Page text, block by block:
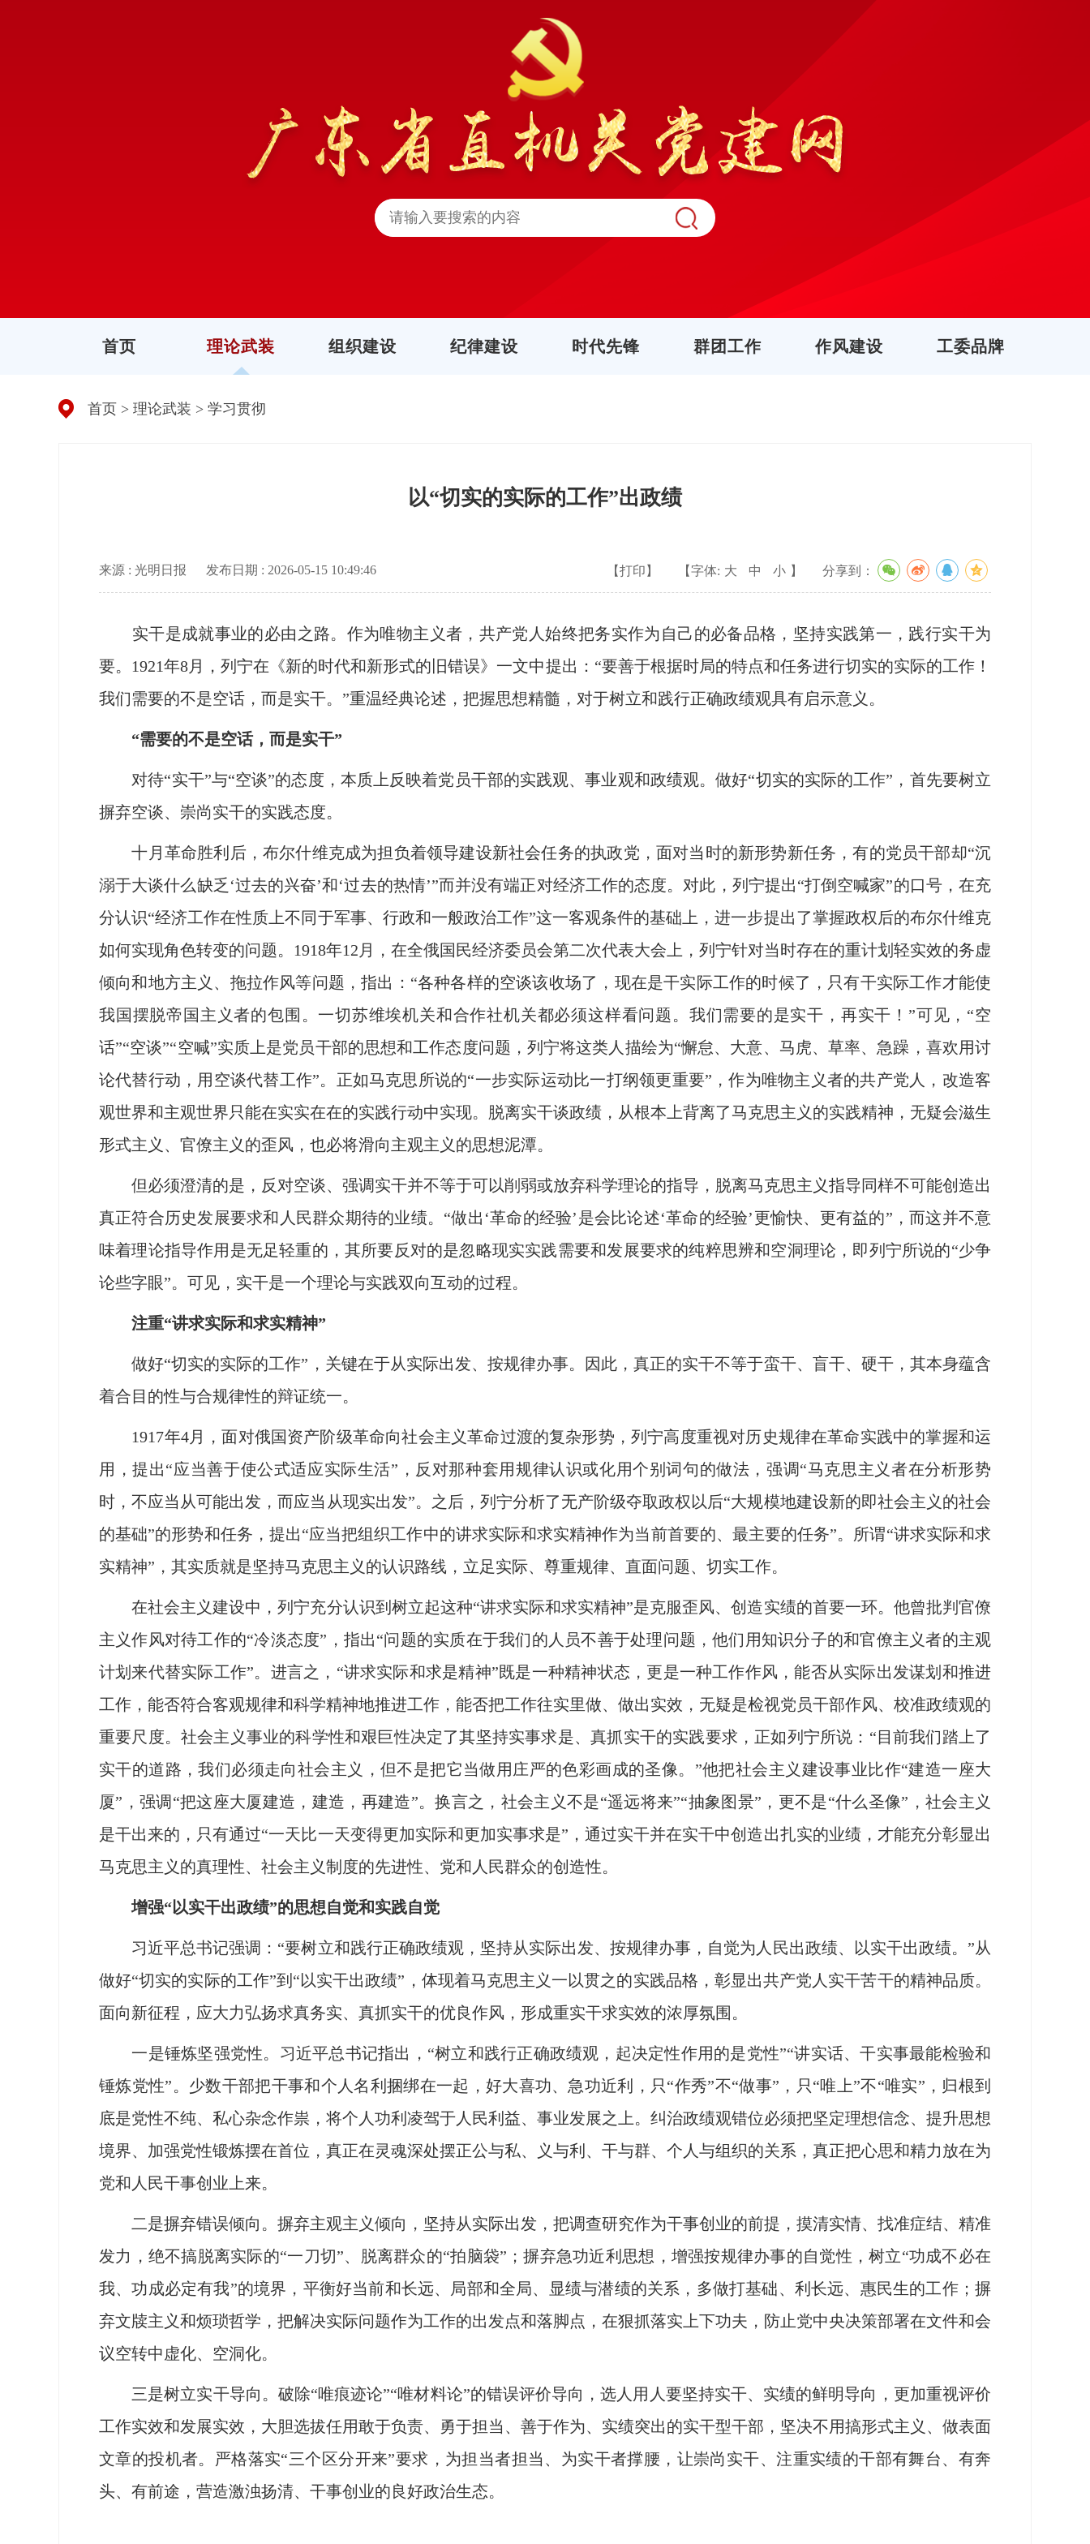
首页 理论武装 组织建设 纪律建设 时代先锋 群团工作 作风建设 工委品牌
首页 > 理论武装 > 学习贯彻
以“切实的实际的工作”出政绩
来源 : 光明日报 发布日期 : 2026-05-15 10:49:46 【打印】 【字体: 大 中 小 】 分享到：
实干是成就事业的必由之路。作为唯物主义者，共产党人始终把务实作为自己的必备品格，坚持实践第一，践行实干为
要。1921年8月，列宁在《新的时代和新形式的旧错误》一文中提出：“要善于根据时局的特点和任务进行切实的实际的工作！
我们需要的不是空话，而是实干。”重温经典论述，把握思想精髓，对于树立和践行正确政绩观具有启示意义。
“需要的不是空话，而是实干”
对待“实干”与“空谈”的态度，本质上反映着党员干部的实践观、事业观和政绩观。做好“切实的实际的工作”，首先要树立
摒弃空谈、崇尚实干的实践态度。
十月革命胜利后，布尔什维克成为担负着领导建设新社会任务的执政党，面对当时的新形势新任务，有的党员干部却“沉
溺于大谈什么缺乏‘过去的兴奋’和‘过去的热情’”而并没有端正对经济工作的态度。对此，列宁提出“打倒空喊家”的口号，在充
分认识“经济工作在性质上不同于军事、行政和一般政治工作”这一客观条件的基础上，进一步提出了掌握政权后的布尔什维克
如何实现角色转变的问题。1918年12月，在全俄国民经济委员会第二次代表大会上，列宁针对当时存在的重计划轻实效的务虚
倾向和地方主义、拖拉作风等问题，指出：“各种各样的空谈该收场了，现在是干实际工作的时候了，只有干实际工作才能使
我国摆脱帝国主义者的包围。一切苏维埃机关和合作社机关都必须这样看问题。我们需要的是实干，再实干！”可见，“空
话”“空谈”“空喊”实质上是党员干部的思想和工作态度问题，列宁将这类人描绘为“懈怠、大意、马虎、草率、急躁，喜欢用讨
论代替行动，用空谈代替工作”。正如马克思所说的“一步实际运动比一打纲领更重要”，作为唯物主义者的共产党人，改造客
观世界和主观世界只能在实实在在的实践行动中实现。脱离实干谈政绩，从根本上背离了马克思主义的实践精神，无疑会滋生
形式主义、官僚主义的歪风，也必将滑向主观主义的思想泥潭。
但必须澄清的是，反对空谈、强调实干并不等于可以削弱或放弃科学理论的指导，脱离马克思主义指导同样不可能创造出
真正符合历史发展要求和人民群众期待的业绩。“做出‘革命的经验’是会比论述‘革命的经验’更愉快、更有益的”，而这并不意
味着理论指导作用是无足轻重的，其所要反对的是忽略现实实践需要和发展要求的纯粹思辨和空洞理论，即列宁所说的“少争
论些字眼”。可见，实干是一个理论与实践双向互动的过程。
注重“讲求实际和求实精神”
做好“切实的实际的工作”，关键在于从实际出发、按规律办事。因此，真正的实干不等于蛮干、盲干、硬干，其本身蕴含
着合目的性与合规律性的辩证统一。
1917年4月，面对俄国资产阶级革命向社会主义革命过渡的复杂形势，列宁高度重视对历史规律在革命实践中的掌握和运
用，提出“应当善于使公式适应实际生活”，反对那种套用规律认识或化用个别词句的做法，强调“马克思主义者在分析形势
时，不应当从可能出发，而应当从现实出发”。之后，列宁分析了无产阶级夺取政权以后“大规模地建设新的即社会主义的社会
的基础”的形势和任务，提出“应当把组织工作中的讲求实际和求实精神作为当前首要的、最主要的任务”。所谓“讲求实际和求
实精神”，其实质就是坚持马克思主义的认识路线，立足实际、尊重规律、直面问题、切实工作。
在社会主义建设中，列宁充分认识到树立起这种“讲求实际和求实精神”是克服歪风、创造实绩的首要一环。他曾批判官僚
主义作风对待工作的“冷淡态度”，指出“问题的实质在于我们的人员不善于处理问题，他们用知识分子的和官僚主义者的主观
计划来代替实际工作”。进言之，“讲求实际和求是精神”既是一种精神状态，更是一种工作作风，能否从实际出发谋划和推进
工作，能否符合客观规律和科学精神地推进工作，能否把工作往实里做、做出实效，无疑是检视党员干部作风、校准政绩观的
重要尺度。社会主义事业的科学性和艰巨性决定了其坚持实事求是、真抓实干的实践要求，正如列宁所说：“目前我们踏上了
实干的道路，我们必须走向社会主义，但不是把它当做用庄严的色彩画成的圣像。”他把社会主义建设事业比作“建造一座大
厦”，强调“把这座大厦建造，建造，再建造”。换言之，社会主义不是“遥远将来”“抽象图景”，更不是“什么圣像”，社会主义
是干出来的，只有通过“一天比一天变得更加实际和更加实事求是”，通过实干并在实干中创造出扎实的业绩，才能充分彰显出
马克思主义的真理性、社会主义制度的先进性、党和人民群众的创造性。
增强“以实干出政绩”的思想自觉和实践自觉
习近平总书记强调：“要树立和践行正确政绩观，坚持从实际出发、按规律办事，自觉为人民出政绩、以实干出政绩。”从
做好“切实的实际的工作”到“以实干出政绩”，体现着马克思主义一以贯之的实践品格，彰显出共产党人实干苦干的精神品质。
面向新征程，应大力弘扬求真务实、真抓实干的优良作风，形成重实干求实效的浓厚氛围。
一是锤炼坚强党性。习近平总书记指出，“树立和践行正确政绩观，起决定性作用的是党性”“讲实话、干实事最能检验和
锤炼党性”。少数干部把干事和个人名利捆绑在一起，好大喜功、急功近利，只“作秀”不“做事”，只“唯上”不“唯实”，归根到
底是党性不纯、私心杂念作祟，将个人功利凌驾于人民利益、事业发展之上。纠治政绩观错位必须把坚定理想信念、提升思想
境界、加强党性锻炼摆在首位，真正在灵魂深处摆正公与私、义与利、干与群、个人与组织的关系，真正把心思和精力放在为
党和人民干事创业上来。
二是摒弃错误倾向。摒弃主观主义倾向，坚持从实际出发，把调查研究作为干事创业的前提，摸清实情、找准症结、精准
发力，绝不搞脱离实际的“一刀切”、脱离群众的“拍脑袋”；摒弃急功近利思想，增强按规律办事的自觉性，树立“功成不必在
我、功成必定有我”的境界，平衡好当前和长远、局部和全局、显绩与潜绩的关系，多做打基础、利长远、惠民生的工作；摒
弃文牍主义和烦琐哲学，把解决实际问题作为工作的出发点和落脚点，在狠抓落实上下功夫，防止党中央决策部署在文件和会
议空转中虚化、空洞化。
三是树立实干导向。破除“唯痕迹论”“唯材料论”的错误评价导向，选人用人要坚持实干、实绩的鲜明导向，更加重视评价
工作实效和发展实效，大胆选拔任用敢于负责、勇于担当、善于作为、实绩突出的实干型干部，坚决不用搞形式主义、做表面
文章的投机者。严格落实“三个区分开来”要求，为担当者担当、为实干者撑腰，让崇尚实干、注重实绩的干部有舞台、有奔
头、有前途，营造激浊扬清、干事创业的良好政治生态。